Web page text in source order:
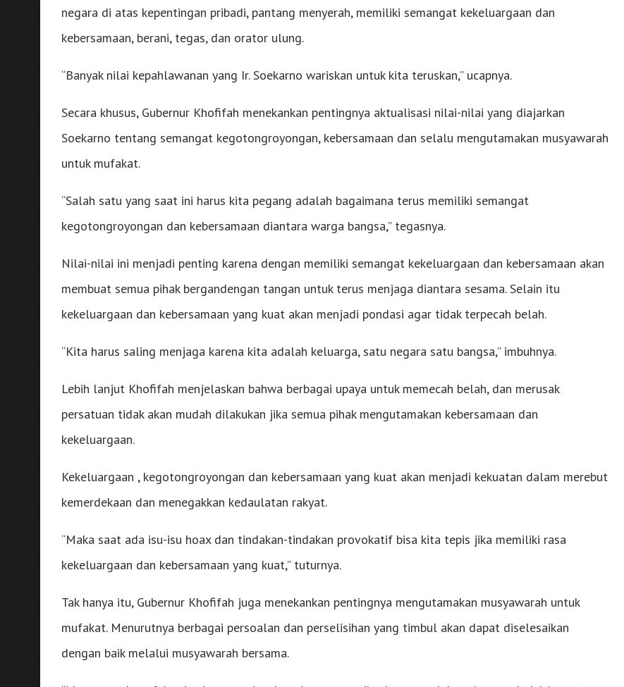
negara di atas kepentingan pribadi, pantang menyerah, memiliki semangat kekeluargaan dan
kebersamaan, berani, tegas, dan orator ulung.
“Banyak nilai kepahlawanan yang Ir. Soekarno wariskan untuk kita teruskan,” ucapnya.
Secara khusus, Gubernur Khofifah menekankan pentingnya aktualisasi nilai-nilai yang diajarkan
Soekarno tentang semangat kegotongroyongan, kebersamaan dan selalu mengutamakan musyawarah
untuk mufakat.
“Salah satu yang saat ini harus kita pegang adalah bagaimana terus memiliki semangat
kegotongroyongan dan kebersamaan diantara warga bangsa,” tegasnya.
Nilai-nilai ini menjadi penting karena dengan memiliki semangat kekeluargaan dan kebersamaan akan
membuat semua pihak bergandengan tangan untuk terus menjaga diantara sesama. Selain itu
kekeluargaan dan kebersamaan yang kuat akan menjadi pondasi agar tidak terpecah belah.
“Kita harus saling menjaga karena kita adalah keluarga, satu negara satu bangsa,” imbuhnya.
Lebih lanjut Khofifah menjelaskan bahwa berbagai upaya untuk memecah belah, dan merusak
persatuan tidak akan mudah dilakukan jika semua pihak mengutamakan kebersamaan dan
kekeluargaan.
Kekeluargaan , kegotongroyongan dan kebersamaan yang kuat akan menjadi kekuatan dalam merebut
kemerdekaan dan menegakkan kedaulatan rakyat.
“Maka saat ada isu-isu hoax dan tindakan-tindakan provokatif bisa kita tepis jika memiliki rasa
kekeluargaan dan kebersamaan yang kuat,” tuturnya.
Tak hanya itu, Gubernur Khofifah juga menekankan pentingnya mengutamakan musyawarah untuk
mufakat. Menurutnya berbagai persoalan dan perselisihan yang timbul akan dapat diselesaikan
dengan baik melalui musyawarah bersama.